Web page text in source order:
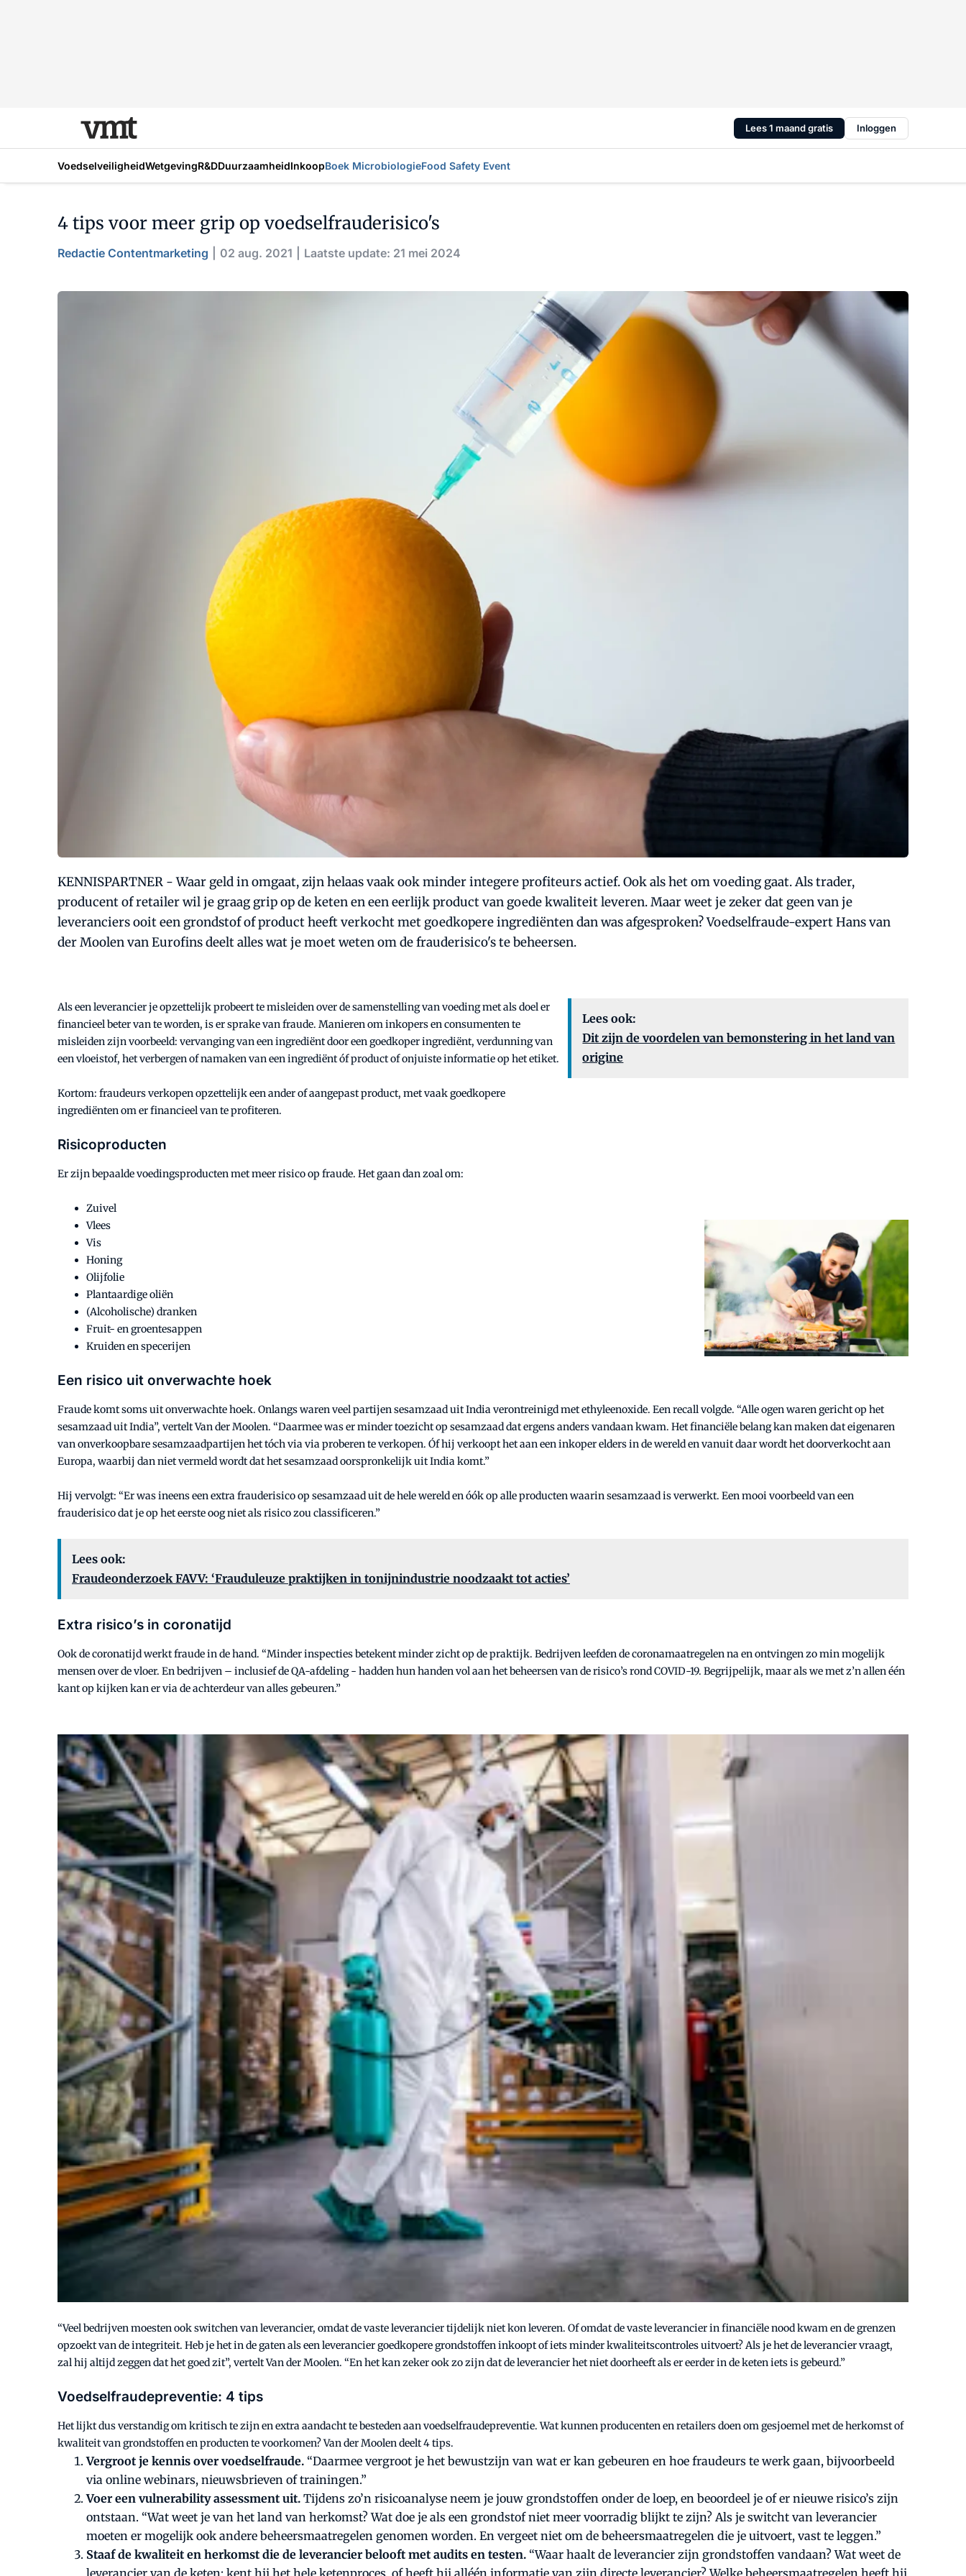
Lees 1 maand gratis Inloggen
VoedselveiligheidWetgevingR&DDuurzaamheidInkoopBoek MicrobiologieFood Safety Event
4 tips voor meer grip op voedselfrauderisico's
Redactie Contentmarketing 02 aug. 2021 Laatste update: 21 mei 2024
KENNISPARTNER - Waar geld in omgaat, zijn helaas vaak ook minder integere profiteurs actief. Ook als het om voeding gaat. Als trader,
producent of retailer wil je graag grip op de keten en een eerlijk product van goede kwaliteit leveren. Maar weet je zeker dat geen van je
leveranciers ooit een grondstof of product heeft verkocht met goedkopere ingrediënten dan was afgesproken? Voedselfraude-expert Hans van
der Moolen van Eurofins deelt alles wat je moet weten om de frauderisico's te beheersen.
Lees ook:
Dit zijn de voordelen van bemonstering in het land van
origine
Als een leverancier je opzettelijk probeert te misleiden over de samenstelling van voeding met als doel er
financieel beter van te worden, is er sprake van fraude. Manieren om inkopers en consumenten te
misleiden zijn voorbeeld: vervanging van een ingrediënt door een goedkoper ingrediënt, verdunning van
een vloeistof, het verbergen of namaken van een ingrediënt óf product of onjuiste informatie op het etiket.
Kortom: fraudeurs verkopen opzettelijk een ander of aangepast product, met vaak goedkopere
ingrediënten om er financieel van te profiteren.
Risicoproducten
Er zijn bepaalde voedingsproducten met meer risico op fraude. Het gaan dan zoal om:
Zuivel
Vlees
Vis
Honing
Olijfolie
Plantaardige oliën
(Alcoholische) dranken
Fruit- en groentesappen
Kruiden en specerijen
Een risico uit onverwachte hoek
Fraude komt soms uit onverwachte hoek. Onlangs waren veel partijen sesamzaad uit India verontreinigd met ethyleenoxide. Een recall volgde. “Alle ogen waren gericht op het
sesamzaad uit India”, vertelt Van der Moolen. “Daarmee was er minder toezicht op sesamzaad dat ergens anders vandaan kwam. Het financiële belang kan maken dat eigenaren
van onverkoopbare sesamzaadpartijen het tóch via via proberen te verkopen. Óf hij verkoopt het aan een inkoper elders in de wereld en vanuit daar wordt het doorverkocht aan
Europa, waarbij dan niet vermeld wordt dat het sesamzaad oorspronkelijk uit India komt.”
Hij vervolgt: “Er was ineens een extra frauderisico op sesamzaad uit de hele wereld en óók op alle producten waarin sesamzaad is verwerkt. Een mooi voorbeeld van een
frauderisico dat je op het eerste oog niet als risico zou classificeren.”
Lees ook:
Fraudeonderzoek FAVV: ‘Frauduleuze praktijken in tonijnindustrie noodzaakt tot acties’
Extra risico’s in coronatijd
Ook de coronatijd werkt fraude in de hand. “Minder inspecties betekent minder zicht op de praktijk. Bedrijven leefden de coronamaatregelen na en ontvingen zo min mogelijk
mensen over de vloer. En bedrijven – inclusief de QA-afdeling - hadden hun handen vol aan het beheersen van de risico’s rond COVID-19. Begrijpelijk, maar als we met z’n allen één
kant op kijken kan er via de achterdeur van alles gebeuren.”
“Veel bedrijven moesten ook switchen van leverancier, omdat de vaste leverancier tijdelijk niet kon leveren. Of omdat de vaste leverancier in financiële nood kwam en de grenzen
opzoekt van de integriteit. Heb je het in de gaten als een leverancier goedkopere grondstoffen inkoopt of iets minder kwaliteitscontroles uitvoert? Als je het de leverancier vraagt,
zal hij altijd zeggen dat het goed zit”, vertelt Van der Moolen. “En het kan zeker ook zo zijn dat de leverancier het niet doorheeft als er eerder in de keten iets is gebeurd.”
Voedselfraudepreventie: 4 tips
Het lijkt dus verstandig om kritisch te zijn en extra aandacht te besteden aan voedselfraudepreventie. Wat kunnen producenten en retailers doen om gesjoemel met de herkomst of
kwaliteit van grondstoffen en producten te voorkomen? Van der Moolen deelt 4 tips.
Vergroot je kennis over voedselfraude. “Daarmee vergroot je het bewustzijn van wat er kan gebeuren en hoe fraudeurs te werk gaan, bijvoorbeeld
via online webinars, nieuwsbrieven of trainingen.”
Voer een vulnerability assessment uit. Tijdens zo’n risicoanalyse neem je jouw grondstoffen onder de loep, en beoordeel je of er nieuwe risico’s zijn
ontstaan. “Wat weet je van het land van herkomst? Wat doe je als een grondstof niet meer voorradig blijkt te zijn? Als je switcht van leverancier
moeten er mogelijk ook andere beheersmaatregelen genomen worden. En vergeet niet om de beheersmaatregelen die je uitvoert, vast te leggen.”
Staaf de kwaliteit en herkomst die de leverancier belooft met audits en testen. “Waar haalt de leverancier zijn grondstoffen vandaan? Wat weet de
leverancier van de keten: kent hij het hele ketenproces, of heeft hij alléén informatie van zijn directe leverancier? Welke beheersmaatregelen heeft hij